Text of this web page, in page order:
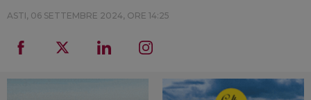
LA CANTINA DI WINENEWS
DICONO DI NOI
ASTI, 06 SETTEMBRE 2024, ORE 14:25